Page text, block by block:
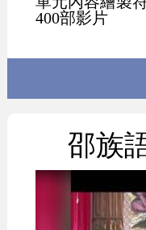
400部影片
邵族